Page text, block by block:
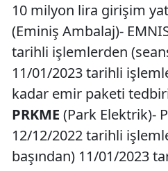
10 milyon lira girişim
(Eminiş Ambalaj)-
tarihli işlemlerden
11/01/2023 tarihli
kadar emir paketi
PRKME (Park Elektrik)-
12/12/2022 tarihli
başından) 11/01/2023